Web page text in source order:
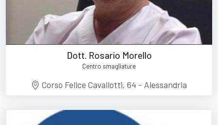
Dott. Rosario Morello
Centro smagliature
Corso Felice Cavallotti, 64 - Alessandria